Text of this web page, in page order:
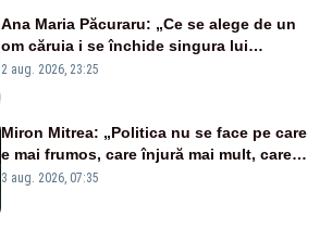
Ana Maria Păcuraru: „Ce se alege de un
om căruia i se închide singura lui
portiță?”
2 aug. 2026, 23:25
Miron Mitrea: „Politica nu se face pe care
e mai frumos, care înjură mai mult, care
țipă mai tare, ci pe proiecte”
3 aug. 2026, 07:35